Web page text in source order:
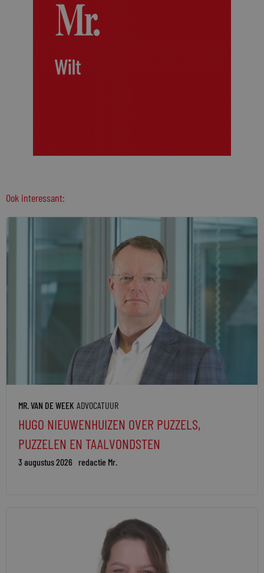
Ook interessant:
MR. VAN DE WEEK ADVOCATUUR
HUGO NIEUWENHUIZEN OVER PUZZELS,
PUZZELEN EN TAALVONDSTEN
3 augustus 2026 redactie Mr.